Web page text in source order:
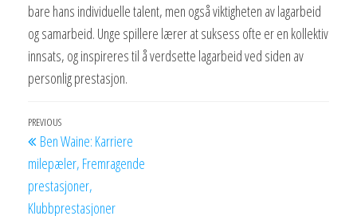
bare hans individuelle talent, men også viktigheten av lagarbeid
og samarbeid. Unge spillere lærer at suksess ofte er en kollektiv
innsats, og inspireres til å verdsette lagarbeid ved siden av
personlig prestasjon.
Post
navigation
Previous
Post
PREVIOUS
Ben Waine: Karriere
milepæler, Fremragende
prestasjoner,
Klubbprestasjoner